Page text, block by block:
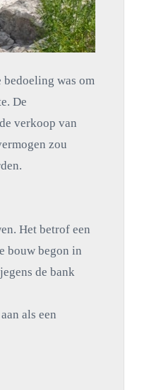
was om
De
verkoop van
zou
Het betrof een
bouw begon in
de bank
als een